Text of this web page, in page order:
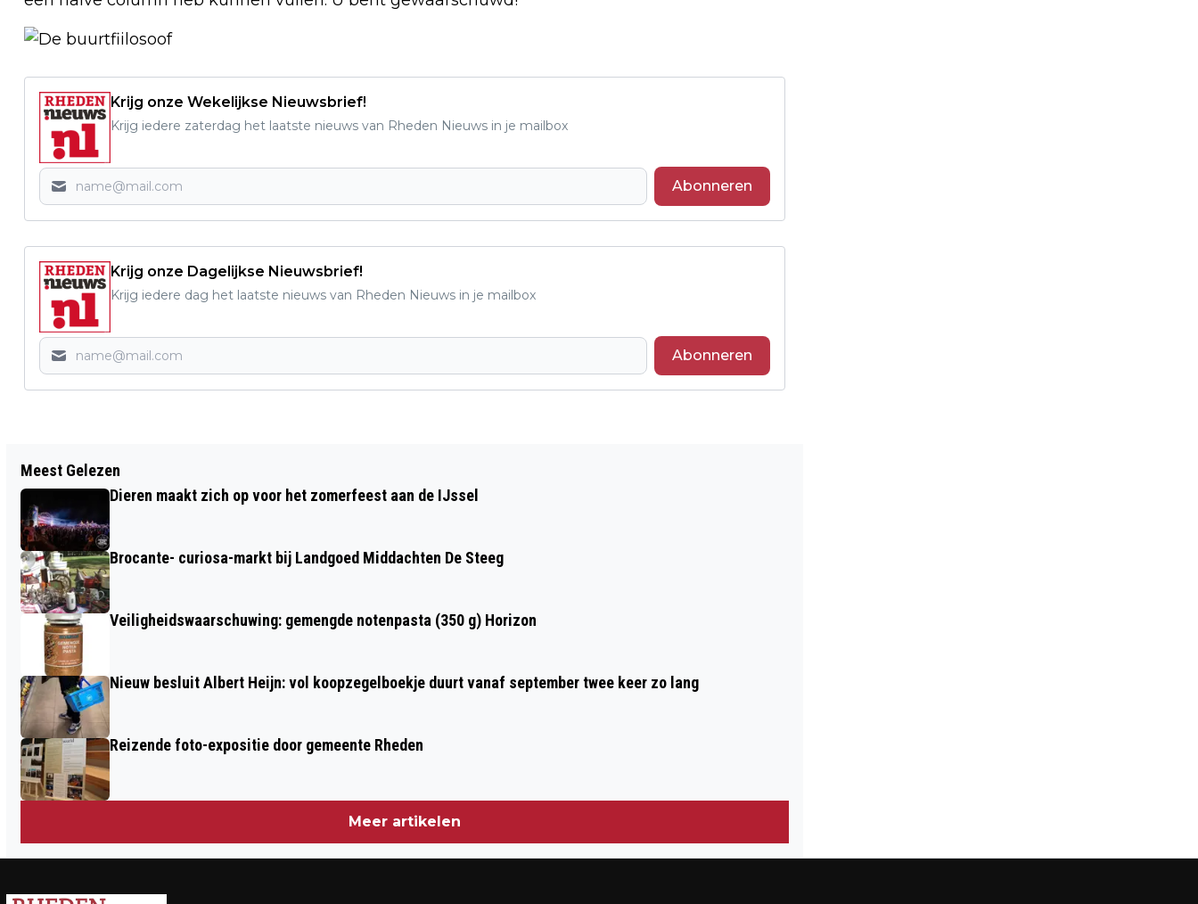
Krijg onze Wekelijkse Nieuwsbrief!
Krijg iedere zaterdag het laatste nieuws van Rheden Nieuws in je mailbox
Abonneren
Krijg onze Dagelijkse Nieuwsbrief!
Krijg iedere dag het laatste nieuws van Rheden Nieuws in je mailbox
Abonneren
NIEUWE BESTUURSLEDEN BIJ RHEDENS
FANFARE CORPS
Meest Gelezen
Dieren maakt zich op voor het zomerfeest aan de IJssel
Brocante- curiosa-markt bij Landgoed Middachten De Steeg
Veiligheidswaarschuwing: gemengde notenpasta (350 g) Horizon
Nieuw besluit Albert Heijn: vol koopzegelboekje duurt vanaf september twee keer zo lang
Reizende foto-expositie door gemeente Rheden
Meer artikelen